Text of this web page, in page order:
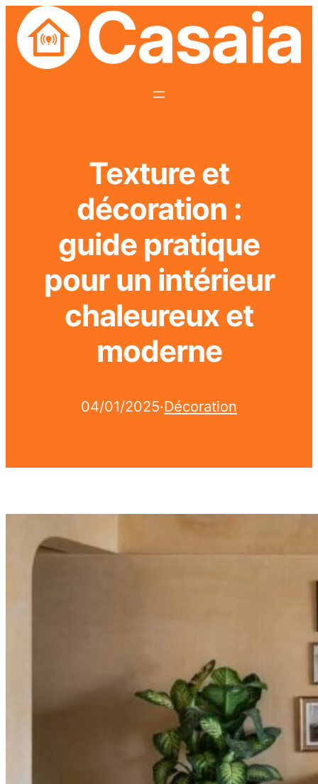
Texture et
décoration :
guide pratique
pour un intérieur
chaleureux et
moderne
04/01/2025·Décoration